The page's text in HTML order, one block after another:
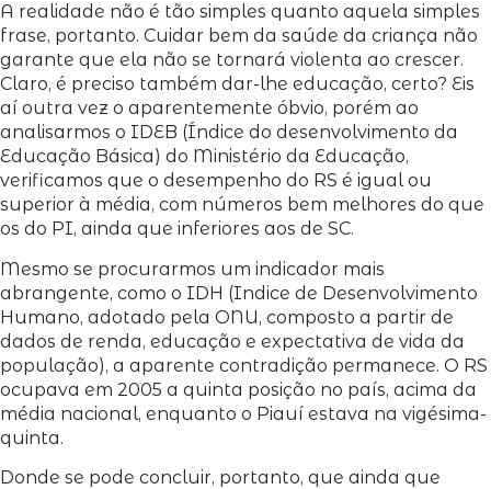
A realidade não é tão simples quanto aquela simples
frase, portanto. Cuidar bem da saúde da criança não
garante que ela não se tornará violenta ao crescer.
Claro, é preciso também dar-lhe educação, certo? Eis
aí outra vez o aparentemente óbvio, porém ao
analisarmos o IDEB (Índice do desenvolvimento da
Educação Básica) do Ministério da Educação,
verificamos que o desempenho do RS é igual ou
superior à média, com números bem melhores do que
os do PI, ainda que inferiores aos de SC.
Mesmo se procurarmos um indicador mais
abrangente, como o IDH (Indice de Desenvolvimento
Humano, adotado pela ONU, composto a partir de
dados de renda, educação e expectativa de vida da
população), a aparente contradição permanece. O RS
ocupava em 2005 a quinta posição no país, acima da
média nacional, enquanto o Piauí estava na vigésima-
quinta.
Donde se pode concluir, portanto, que ainda que